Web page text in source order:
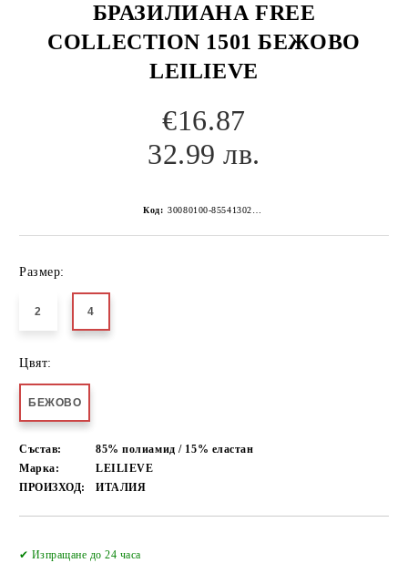
БРАЗИЛИАНА FREE
COLLECTION 1501 БЕЖОВО
LEILIEVE
€16.87
32.99 лв.
Код: 30080100-8554130267152210574
Размер:
2 4
Цвят:
БЕЖОВО
Състав:
85% полиамид / 15% еластан
Марка:
LEILIEVE
ПРОИЗХОД:
ИТАЛИЯ
✔ Изпращане до 24 часа